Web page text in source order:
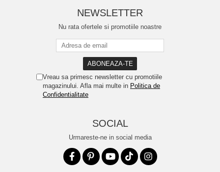
NEWSLETTER
Nu rata ofertele si promotiile noastre
Vreau sa primesc newsletter cu promotiile
magazinului. Afla mai multe in Politica de
Confidentialitate
SOCIAL
Urmareste-ne in social media